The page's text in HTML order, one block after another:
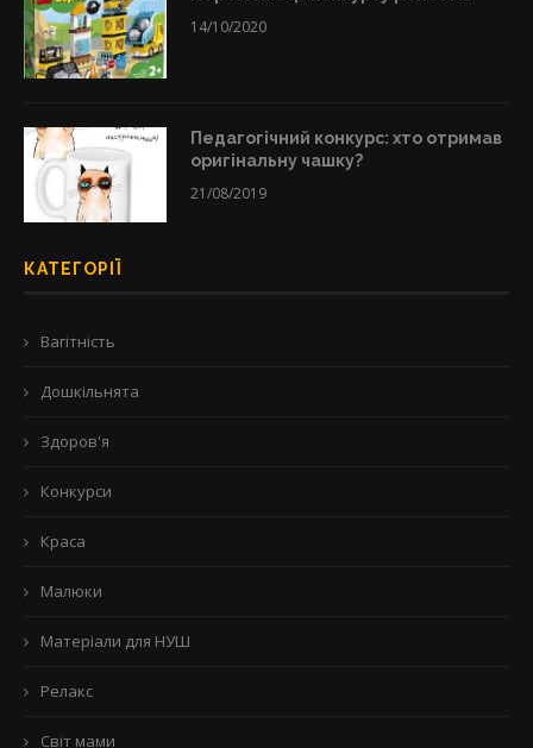
14/10/2020
Педагогічний конкурс: хто отримав
оригінальну чашку?
21/08/2019
КАТЕГОРІЇ
Вагітність
Дошкільнята
Здоров'я
Конкурси
Краса
Малюки
Матеріали для НУШ
Релакс
Світ мами